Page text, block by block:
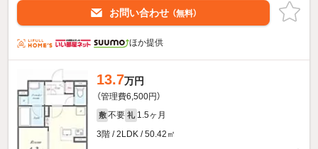
お問い合わせ （無料）
ほか提供
13.7万円
（管理費6,500円）
敷 不要 礼 1.5ヶ月
3階 / 2LDK / 50.42㎡